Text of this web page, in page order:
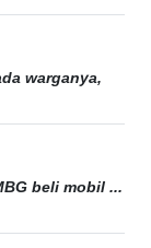
warganya,
beli mobil ...